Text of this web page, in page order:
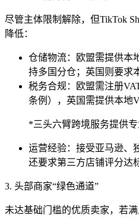
尽管主体限制解除，但TikTok
降低：
仓储物流：欧盟需提供本
持多国分仓；英国则要求
税务合规：欧盟需注册
条例），英国需提供本地
*三头六臂跨境服务提供
运营经验：接受亚马逊、
还要求第三方店铺评分达
3. 头部商家“绿色通道”
未达基础门槛的优质卖家，若